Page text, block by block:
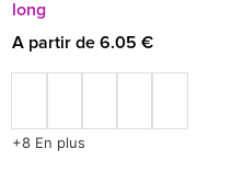
long
A partir de 6.05 €
+8 En plus